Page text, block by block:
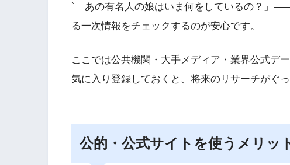
`「あの有名人の娘はいま何をしているの？」
る一次情報をチェックするのが安心です。
ここでは公共機関・大手メディア・業界公式デ
気に入り登録しておくと、将来のリサーチがぐ
公的・公式サイトを使うメリッ